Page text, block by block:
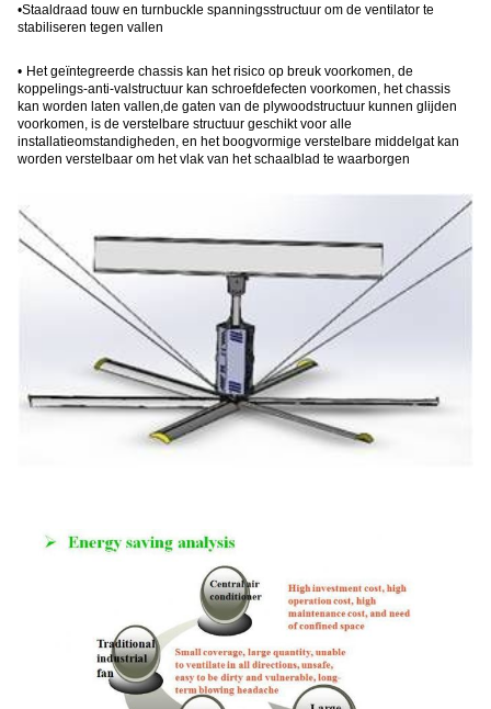
•Staaldraad touw en turnbuckle spanningsstructuur om de ventilator te
stabiliseren tegen vallen
• Het geïntegreerde chassis kan het risico op breuk voorkomen, de
koppelings-anti-valstructuur kan schroefdefecten voorkomen, het chassis
kan worden laten vallen,de gaten van de plywoodstructuur kunnen glijden
voorkomen, is de verstelbare structuur geschikt voor alle
installatieomstandigheden, en het boogvormige verstelbare middelgat kan
worden verstelbaar om het vlak van het schaalblad te waarborgen